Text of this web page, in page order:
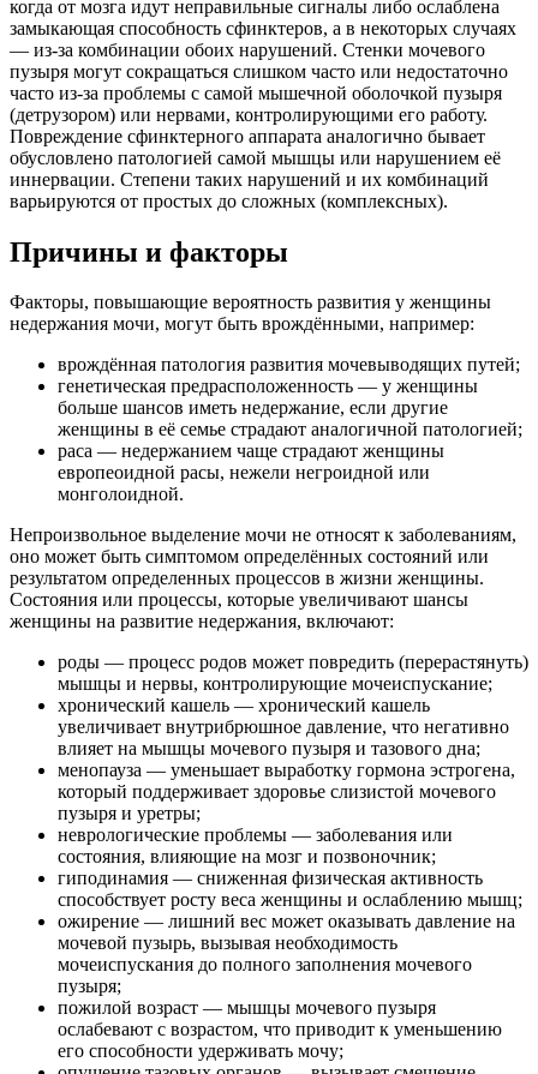
когда от мозга идут неправильные сигналы либо ослаблена
замыкающая способность сфинктеров, а в некоторых случаях
— из-за комбинации обоих нарушений. Стенки мочевого
пузыря могут сокращаться слишком часто или недостаточно
часто из-за проблемы с самой мышечной оболочкой пузыря
(детрузором) или нервами, контролирующими его работу.
Повреждение сфинктерного аппарата аналогично бывает
обусловлено патологией самой мышцы или нарушением её
иннервации. Степени таких нарушений и их комбинаций
варьируются от простых до сложных (комплексных).
Причины и факторы
Факторы, повышающие вероятность развития у женщины
недержания мочи, могут быть врождёнными, например:
врождённая патология развития мочевыводящих путей;
генетическая предрасположенность — у женщины
больше шансов иметь недержание, если другие
женщины в её семье страдают аналогичной патологией;
раса — недержанием чаще страдают женщины
европеоидной расы, нежели негроидной или
монголоидной.
Непроизвольное выделение мочи не относят к заболеваниям,
оно может быть симптомом определённых состояний или
результатом определенных процессов в жизни женщины.
Состояния или процессы, которые увеличивают шансы
женщины на развитие недержания, включают:
роды — процесс родов может повредить (перерастянуть)
мышцы и нервы, контролирующие мочеиспускание;
хронический кашель — хронический кашель
увеличивает внутрибрюшное давление, что негативно
влияет на мышцы мочевого пузыря и тазового дна;
менопауза — уменьшает выработку гормона эстрогена,
который поддерживает здоровье слизистой мочевого
пузыря и уретры;
неврологические проблемы — заболевания или
состояния, влияющие на мозг и позвоночник;
гиподинамия — сниженная физическая активность
способствует росту веса женщины и ослаблению мышц;
ожирение — лишний вес может оказывать давление на
мочевой пузырь, вызывая необходимость
мочеиспускания до полного заполнения мочевого
пузыря;
пожилой возраст — мышцы мочевого пузыря
ослабевают с возрастом, что приводит к уменьшению
его способности удерживать мочу;